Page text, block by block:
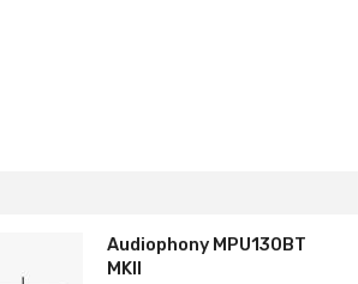
Audiophony MPU130BT
MKII